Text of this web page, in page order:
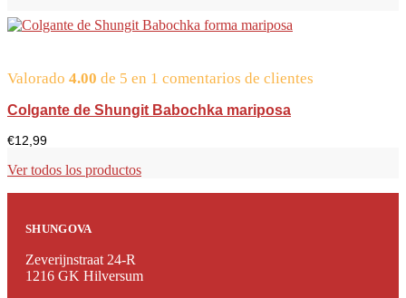
Valorado 4.00 de 5 en 1 comentarios de clientes
Colgante de Shungit Babochka mariposa
€12,99
Ver todos los productos
SHUNGOVA
Zeverijnstraat 24-R
1216 GK Hilversum